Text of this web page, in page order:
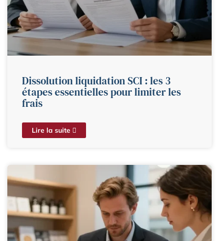
Dissolution liquidation SCI : les 3
étapes essentielles pour limiter les
frais
Lire la suite